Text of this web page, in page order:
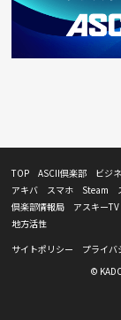
TOP ASCII倶楽部 ビジ
アキバ
スマホ Steam
倶楽部情報局
アスキーTV
地方活性
サイトポリシー
プライバ
©